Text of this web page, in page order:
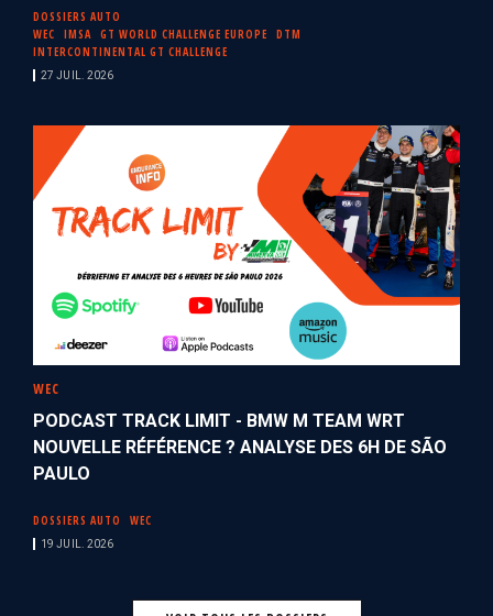
DOSSIERS AUTO
WEC
IMSA GT WORLD CHALLENGE EUROPE
DTM
INTERCONTINENTAL GT CHALLENGE
27 JUIL. 2026
WEC
PODCAST TRACK LIMIT - BMW M TEAM WRT
NOUVELLE RÉFÉRENCE ? ANALYSE DES 6H DE SÃO
PAULO
DOSSIERS AUTO WEC
19 JUIL. 2026